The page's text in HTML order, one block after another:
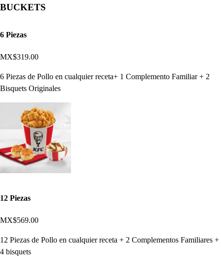
BUCKETS
6 Piezas
MX$319.00
6 Piezas de Pollo en cualquier receta+ 1 Complemento Familiar + 2
Bisquets Originales
12 Piezas
MX$569.00
12 Piezas de Pollo en cualquier receta + 2 Complementos Familiares +
4 bisquets